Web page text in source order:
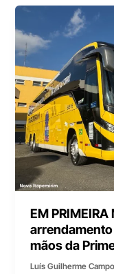
EM
mãos da
Luís Guilherme